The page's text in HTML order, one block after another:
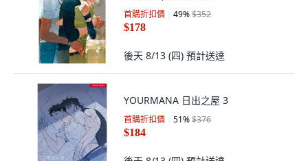
首購折扣價 49%$352
$178
後天 8/13 (四) 預計送達
YOURMANA 日出之屋 3
首購折扣價 51%$376
$184